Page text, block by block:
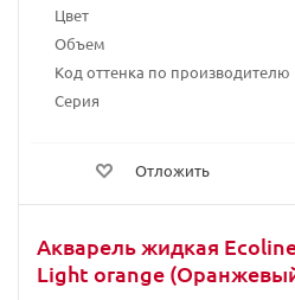
Цвет
Объем
Код оттенка по производителю
Серия
Отложить
Акварель жидкая
Light orange